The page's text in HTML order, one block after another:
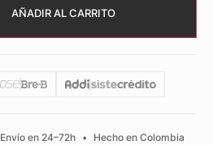
AÑADIR AL CARRITO
Envío en 24–72h • Hecho en Colombia